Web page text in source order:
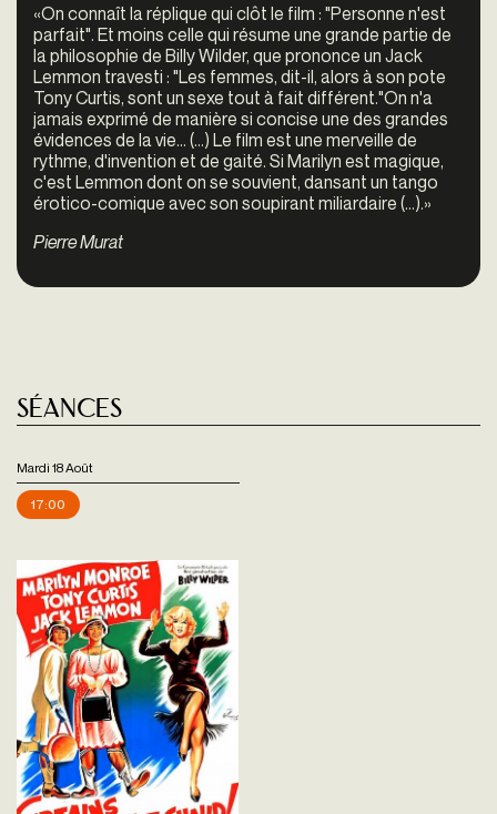
«On connaît la réplique qui clôt le film : "Personne n'est
parfait". Et moins celle qui résume une grande partie de
la philosophie de Billy Wilder, que prononce un Jack
Lemmon travesti : "Les femmes, dit-il, alors à son pote
Tony Curtis, sont un sexe tout à fait différent."On n'a
jamais exprimé de manière si concise une des grandes
évidences de la vie... (...) Le film est une merveille de
rythme, d'invention et de gaité. Si Marilyn est magique,
c'est Lemmon dont on se souvient, dansant un tango
érotico-comique avec son soupirant miliardaire (...).»
Pierre Murat
Séances
Mardi 18 Août
17:00